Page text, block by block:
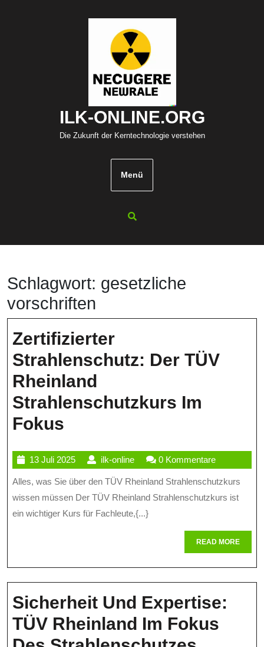
ILK-ONLINE.ORG
Die Zukunft der Kerntechnologie verstehen
Menü
Schlagwort: gesetzliche
vorschriften
Zertifizierter
Strahlenschutz: Der TÜV
Rheinland
Strahlenschutzkurs Im
Fokus
Der
TÜV
Rheinland
Strahlenschutzkurs
Fokus
13 Juli 202513
Juli
2025
ilk-onlineilk-
online
0 Kommentare
Alles, was Sie über den TÜV Rheinland Strahlenschutzkurs
wissen müssen Der TÜV Rheinland Strahlenschutzkurs ist
ein wichtiger Kurs für Fachleute,{...}
READ MOREREAD
MORE
Sicherheit Und Expertise:
TÜV Rheinland Im Fokus